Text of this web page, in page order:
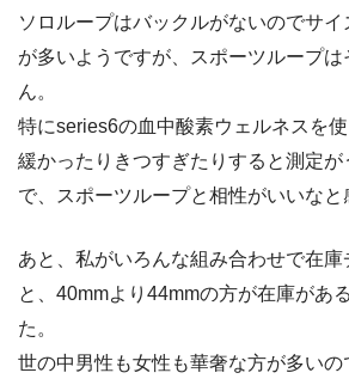
ソロループはバックルがないのでサイ
が多いようですが、スポーツループ
ん。
特にseries6の血中酸素ウェルネスを
緩かったりきつすぎたりすると測定
で、スポーツループと相性がいいなと
あと、私がいろんな組み合わせで在
と、40mmより44mmの方が在庫があ
た。
世の中男性も女性も華奢な方が多い